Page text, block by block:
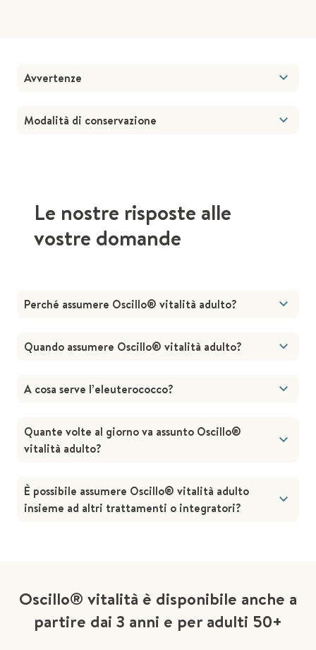
Avvertenze
Modalità di conservazione
Le nostre risposte alle
vostre domande
Perché assumere Oscillo® vitalità adulto?
Quando assumere Oscillo® vitalità adulto?
A cosa serve l’eleuterococco?
Quante volte al giorno va assunto Oscillo®
vitalità adulto?
È possibile assumere Oscillo® vitalità adulto
insieme ad altri trattamenti o integratori?
Oscillo® vitalità è disponibile anche a
partire dai 3 anni e per adulti 50+